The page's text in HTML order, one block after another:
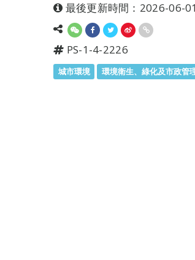
最後更新時間：2026-06-
PS-1-4-2226
城市環境 環境衛生、綠化及市政管